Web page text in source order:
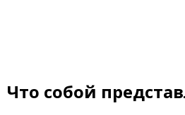
Что собой